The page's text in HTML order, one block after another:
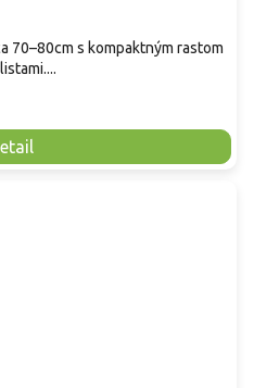
70–80cm s kompaktným rastom